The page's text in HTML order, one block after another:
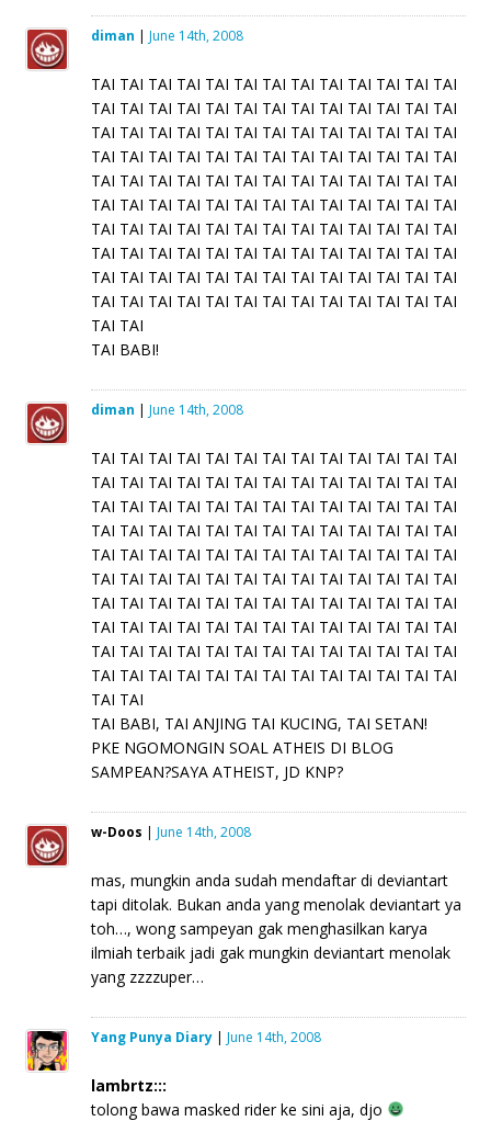
diman | June 14th, 2008
TAI TAI TAI TAI TAI TAI TAI TAI TAI TAI TAI TAI TAI
TAI TAI TAI TAI TAI TAI TAI TAI TAI TAI TAI TAI TAI
TAI TAI TAI TAI TAI TAI TAI TAI TAI TAI TAI TAI TAI
TAI TAI TAI TAI TAI TAI TAI TAI TAI TAI TAI TAI TAI
TAI TAI TAI TAI TAI TAI TAI TAI TAI TAI TAI TAI TAI
TAI TAI TAI TAI TAI TAI TAI TAI TAI TAI TAI TAI TAI
TAI TAI TAI TAI TAI TAI TAI TAI TAI TAI TAI TAI TAI
TAI TAI TAI TAI TAI TAI TAI TAI TAI TAI TAI TAI TAI
TAI TAI TAI TAI TAI TAI TAI TAI TAI TAI TAI TAI TAI
TAI TAI TAI TAI TAI TAI TAI TAI TAI TAI TAI TAI TAI
TAI TAI
TAI BABI!
diman | June 14th, 2008
TAI TAI TAI TAI TAI TAI TAI TAI TAI TAI TAI TAI TAI
TAI TAI TAI TAI TAI TAI TAI TAI TAI TAI TAI TAI TAI
TAI TAI TAI TAI TAI TAI TAI TAI TAI TAI TAI TAI TAI
TAI TAI TAI TAI TAI TAI TAI TAI TAI TAI TAI TAI TAI
TAI TAI TAI TAI TAI TAI TAI TAI TAI TAI TAI TAI TAI
TAI TAI TAI TAI TAI TAI TAI TAI TAI TAI TAI TAI TAI
TAI TAI TAI TAI TAI TAI TAI TAI TAI TAI TAI TAI TAI
TAI TAI TAI TAI TAI TAI TAI TAI TAI TAI TAI TAI TAI
TAI TAI TAI TAI TAI TAI TAI TAI TAI TAI TAI TAI TAI
TAI TAI TAI TAI TAI TAI TAI TAI TAI TAI TAI TAI TAI
TAI TAI
TAI BABI, TAI ANJING TAI KUCING, TAI SETAN!
PKE NGOMONGIN SOAL ATHEIS DI BLOG
SAMPEAN?SAYA ATHEIST, JD KNP?
w-Doos | June 14th, 2008
mas, mungkin anda sudah mendaftar di deviantart
tapi ditolak. Bukan anda yang menolak deviantart ya
toh…, wong sampeyan gak menghasilkan karya
ilmiah terbaik jadi gak mungkin deviantart menolak
yang zzzzuper…
Yang Punya Diary| June 14th, 2008
lambrtz:::
tolong bawa masked rider ke sini aja, djo